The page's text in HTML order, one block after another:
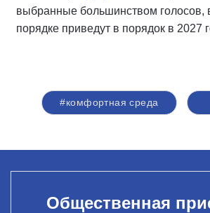
выбранные большинством голосов,
порядке приведут в порядок в 2027
#комфортная среда
Общественная